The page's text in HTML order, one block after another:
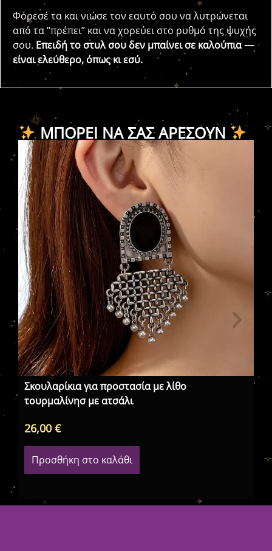
Φόρεσέ τα και νιώσε τον εαυτό σου να λυτρώνεται
από τα “πρέπει” και να χορεύει στο ρυθμό της ψυχής
σου. Επειδή το στυλ σου δεν μπαίνει σε καλούπια —
είναι ελεύθερο, όπως κι εσύ.
ΜΠΟΡΕΊ ΝΑ ΣΑΣ ΑΡΈΣΟΥΝ
Σκουλαρίκια για προστασία με λίθο
τουρμαλίνησ με ατσάλι
26,00€
Προσθήκη στο καλάθι